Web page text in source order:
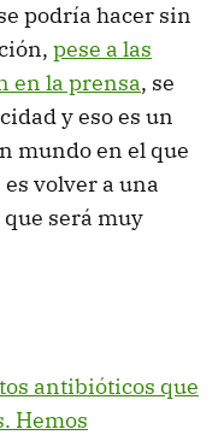
podría hacer sin
pese a las
en la prensa, se
y eso es un
mundo en el que
volver a una
será muy
antibióticos que
Hemos